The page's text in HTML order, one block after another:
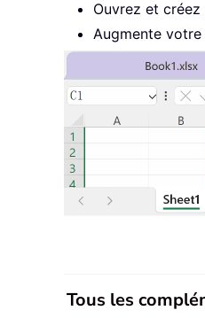
Ouvrez et
Augmente
Tous les